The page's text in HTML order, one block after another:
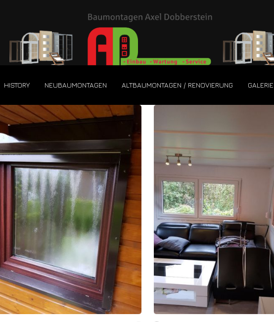
HISTORY NEUBAUMONTAGEN ALTBAUMONTAGEN / RENOVIERUNG GALERIE